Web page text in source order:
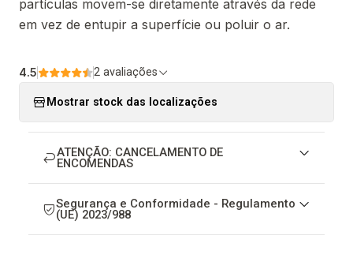
partículas movem-se diretamente através da rede
em vez de entupir a superfície ou poluir o ar.
4.5 2 avaliações
Mostrar stock das localizações
ATENÇÃO: CANCELAMENTO DE
ENCOMENDAS
Segurança e Conformidade - Regulamento
(UE) 2023/988